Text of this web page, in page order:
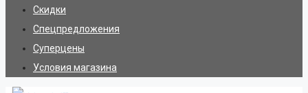
Скидки
Спецпредложения
Суперцены
Условия магазина